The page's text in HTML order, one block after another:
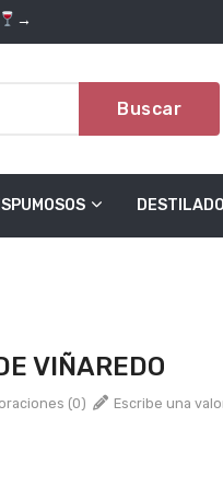
→
Buscar
VIÑAREDO
(0) Escribe una